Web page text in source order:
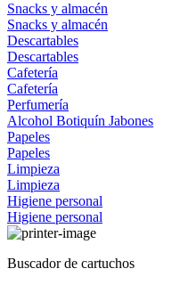
Snacks y almacén
Snacks y almacén
Descartables
Descartables
Cafetería
Cafetería
Perfumería
Alcohol Botiquín Jabones
Papeles
Papeles
Limpieza
Limpieza
Higiene personal
Higiene personal
Buscador de cartuchos